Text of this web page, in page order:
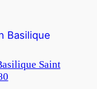
Saint